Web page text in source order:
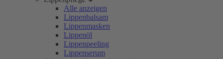
Alle anzeigen
Lippenbalsam
Lippenmasken
Lippenöl
Lippenpeeling
Lippenserum